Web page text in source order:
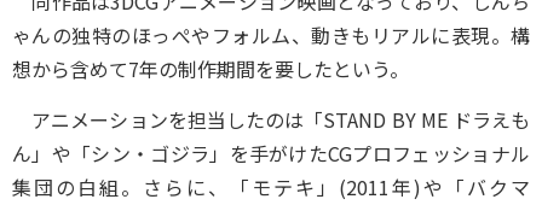
ゃんの独特のほっぺやフォルム、動きもリアルに表現。構
想から含めて7年の制作期間を要したという。
アニメーションを担当したのは「STAND BY ME ドラえも
ん」や「シン・ゴジラ」を手がけたCGプロフェッショナル
集団の白組。さらに、「モテキ」(2011年)や「バクマ